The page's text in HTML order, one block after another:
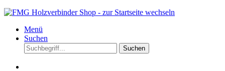
Menü
Suchen
Suchen